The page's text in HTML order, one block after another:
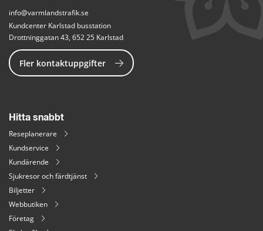
info@varmlandstrafik.se
Kundcenter Karlstad busstation
Drottninggatan 43, 652 25 Karlstad
Fler kontaktuppgifter
Hitta snabbt
Reseplanerare
Kundservice
Kundärende
Sjukresor och färdtjänst
Biljetter
Webbutiken
Företag